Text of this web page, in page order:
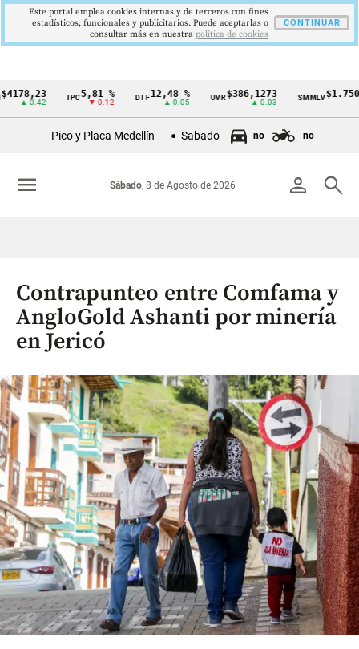
Cintillo
Colombia
IPC 5,81 %
▼ 0.12
DTF 12,48 %
▲ 0.05
UVR $386,1273
▲ 0.03
SMMLV$1.750.905
Pico y Placa Medellín Sabado no no
person search
Sábado, 8 de Agosto de 2026
menu
Contrapunteo entre Comfama y
AngloGold Ashanti por minería
en Jericó
Este portal emplea cookies internas y de terceros con fines
estadísticos, funcionales y publicitarios. Puede aceptarlas o
consultar más en nuestra politica de cookies
CONTINUAR